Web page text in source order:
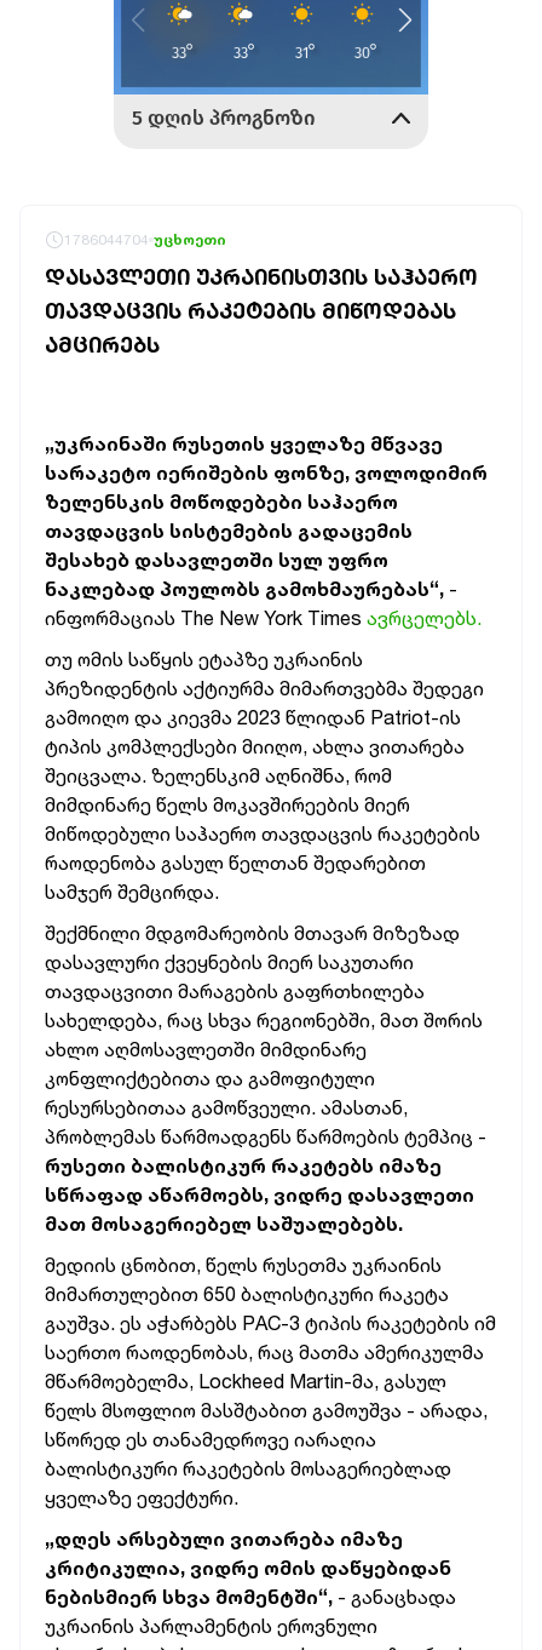
1786044704 უცხოეთი
ᲓᲐᲡᲐᲕᲚᲔᲗᲘ ᲣᲙᲠᲐᲘᲜᲘᲡᲗᲕᲘᲡ ᲡᲐᲰᲐᲔᲠᲝ
ᲗᲐᲕᲓᲐᲪᲕᲘᲡ ᲠᲐᲙᲔᲢᲔᲑᲘᲡ ᲛᲘᲬᲝᲓᲔᲑᲐᲡ
ᲐᲛᲪᲘᲠᲔᲑᲡ
„უკრაინაში რუსეთის ყველაზე მწვავე
სარაკეტო იერიშების ფონზე, ვოლოდიმირ
ზელენსკის მოწოდებები საჰაერო
თავდაცვის სისტემების გადაცემის
შესახებ დასავლეთში სულ უფრო
ნაკლებად პოულობს გამოხმაურებას“, -
ინფორმაციას The New York Times ავრცელებს.
თუ ომის საწყის ეტაპზე უკრაინის
პრეზიდენტის აქტიურმა მიმართვებმა შედეგი
გამოიღო და კიევმა 2023 წლიდან Patriot-ის
ტიპის კომპლექსები მიიღო, ახლა ვითარება
შეიცვალა. ზელენსკიმ აღნიშნა, რომ
მიმდინარე წელს მოკავშირეების მიერ
მიწოდებული საჰაერო თავდაცვის რაკეტების
რაოდენობა გასულ წელთან შედარებით
სამჯერ შემცირდა.
შექმნილი მდგომარეობის მთავარ მიზეზად
დასავლური ქვეყნების მიერ საკუთარი
თავდაცვითი მარაგების გაფრთხილება
სახელდება, რაც სხვა რეგიონებში, მათ შორის
ახლო აღმოსავლეთში მიმდინარე
კონფლიქტებითა და გამოფიტული
რესურსებითაა გამოწვეული. ამასთან,
პრობლემას წარმოადგენს წარმოების ტემპიც -
რუსეთი ბალისტიკურ რაკეტებს იმაზე
სწრაფად აწარმოებს, ვიდრე დასავლეთი
მათ მოსაგერიებელ საშუალებებს.
მედიის ცნობით, წელს რუსეთმა უკრაინის
მიმართულებით 650 ბალისტიკური რაკეტა
გაუშვა. ეს აჭარბებს PAC-3 ტიპის რაკეტების იმ
საერთო რაოდენობას, რაც მათმა ამერიკულმა
მწარმოებელმა, Lockheed Martin-მა, გასულ
წელს მსოფლიო მასშტაბით გამოუშვა - არადა,
სწორედ ეს თანამედროვე იარაღია
ბალისტიკური რაკეტების მოსაგერიებლად
ყველაზე ეფექტური.
„დღეს არსებული ვითარება იმაზე
კრიტიკულია, ვიდრე ომის დაწყებიდან
ნებისმიერ სხვა მომენტში“, - განაცხადა
უკრაინის პარლამენტის ეროვნული